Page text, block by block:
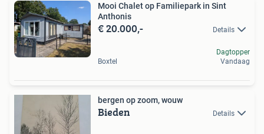
Mooi Chalet op Familiepark in Sint
Anthonis
€ 20.000,- Details
Boxtel
Dagtopper
Vandaag
bergen op zoom, wouw
Bieden Details